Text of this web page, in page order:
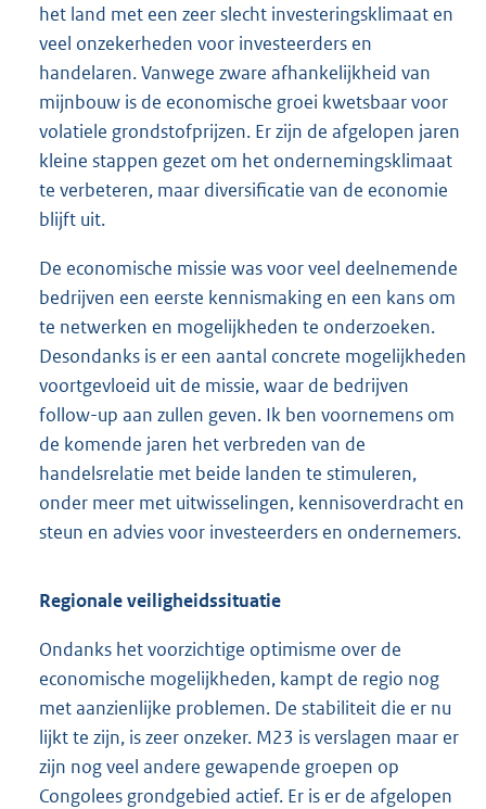
het land met een zeer slecht investeringsklimaat en
veel onzekerheden voor investeerders en
handelaren. Vanwege zware afhankelijkheid van
mijnbouw is de economische groei kwetsbaar voor
volatiele grondstofprijzen. Er zijn de afgelopen jaren
kleine stappen gezet om het ondernemingsklimaat
te verbeteren, maar diversificatie van de economie
blijft uit.
De economische missie was voor veel deelnemende
bedrijven een eerste kennismaking en een kans om
te netwerken en mogelijkheden te onderzoeken.
Desondanks is er een aantal concrete mogelijkheden
voortgevloeid uit de missie, waar de bedrijven
follow-up aan zullen geven. Ik ben voornemens om
de komende jaren het verbreden van de
handelsrelatie met beide landen te stimuleren,
onder meer met uitwisselingen, kennisoverdracht en
steun en advies voor investeerders en ondernemers.
Regionale veiligheidssituatie
Ondanks het voorzichtige optimisme over de
economische mogelijkheden, kampt de regio nog
met aanzienlijke problemen. De stabiliteit die er nu
lijkt te zijn, is zeer onzeker. M23 is verslagen maar er
zijn nog veel andere gewapende groepen op
Congolees grondgebied actief. Er is er de afgelopen